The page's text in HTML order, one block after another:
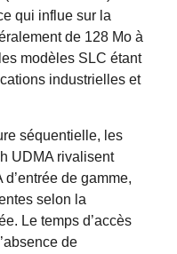
qui influe sur la
de 128 Mo à
modèles SLC étant
industrielles et
séquentielle, les
UDMA rivalisent
de gamme,
selon la
Le temps d’accès
de